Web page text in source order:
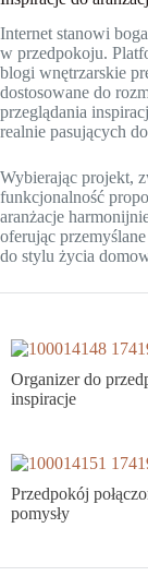
Internet stanowi
w przedpokoju.
blogi wnętrzarskie
dostosowane do
przeglądania
realnie pasujących
Wybierając projekt,
funkcjonalność
aranżacje
oferując
do stylu życia
Organizer do
inspiracje
Przedpokój
pomysły